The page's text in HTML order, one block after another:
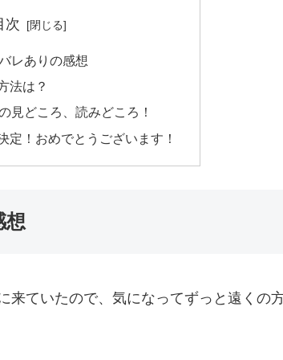
次
レありの感想
法は？
見どころ、読みどころ！
定！おめでとうございます！
想
来ていたので、気になってずっと遠くの